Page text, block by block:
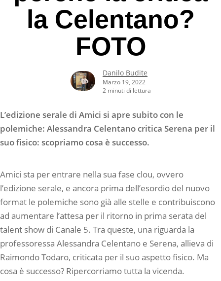
la Celentano?
FOTO
Danilo Budite
Marzo 19, 2022
2 minuti di lettura
L’edizione serale di Amici si apre subito con le
polemiche: Alessandra Celentano critica Serena per il
suo fisico: scopriamo cosa è successo.
Amici sta per entrare nella sua fase clou, ovvero
l’edizione serale, e ancora prima dell’esordio del nuovo
format le polemiche sono già alle stelle e contribuiscono
ad aumentare l’attesa per il ritorno in prima serata del
talent show di Canale 5. Tra queste, una riguarda la
professoressa Alessandra Celentano e Serena, allieva di
Raimondo Todaro, criticata per il suo aspetto fisico. Ma
cosa è successo? Ripercorriamo tutta la vicenda.